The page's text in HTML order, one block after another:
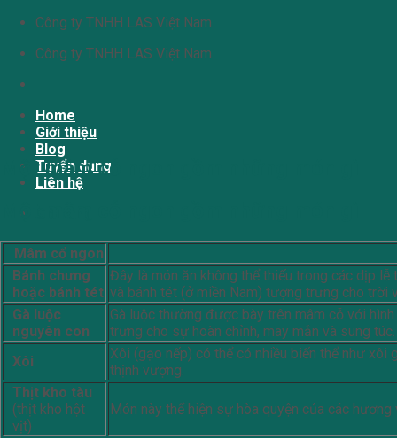
ChuyểnCông ty TNHH LAS Việt Nam
Công ty TNHH LAS Việt Nam
Home
Giới thiệu
Blog
Tuyển dụng
Liên hệ
Một mâm cỗ ngon gồm những món gì
Một mâm cỗ ngon gồm những món gì
Mâm cổ ngon
Bánh chưng
hoặc bánh tét
Đây là món ăn không thể thiếu trong các dịp
và bánh tét (ở miền Nam) tượng trưng cho
Gà luộc
nguyên con
Gà luộc thường được bày trên mâm cỗ với
trưng cho sự hoàn chỉnh, may mắn và sung túc.
Xôi
Xôi (gạo nếp) có thể có nhiều biến thể như
thịnh vượng.
Thịt kho tàu
(thịt kho hột
vịt)
Món này thể hiện sự hòa quyện của các